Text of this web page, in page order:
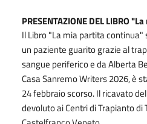
PRESENTAZIONE DEL LIBRO
Il Libro "La mia partita
un paziente guarito grazie al
sangue periferico e da Alberta
Casa Sanremo Writers 2026, è
24febbraioscorso.Il ricavato
devoluto ai Centri di Trapianto di